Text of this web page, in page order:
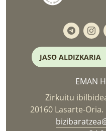
JASO ALDIZKARIA
EMAN
Zirkuitu
20160 Lasarte-